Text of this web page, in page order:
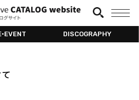
DISCOGRAPHY